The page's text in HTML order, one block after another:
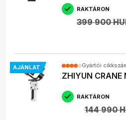
RAKTÁRON
399 900
AJÁNLAT Gyártói
ZHIYUN CRANE
RAKTÁRON
144 990